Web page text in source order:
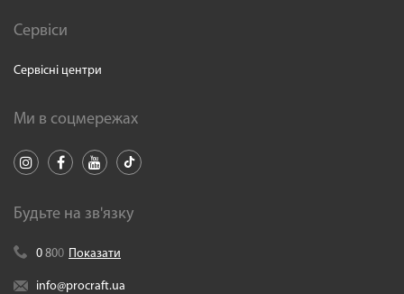
Сервіси
Сервісні центри
Ми в соцмережах
Будьте на зв'язку
0 800 Показати
info@procraft.ua